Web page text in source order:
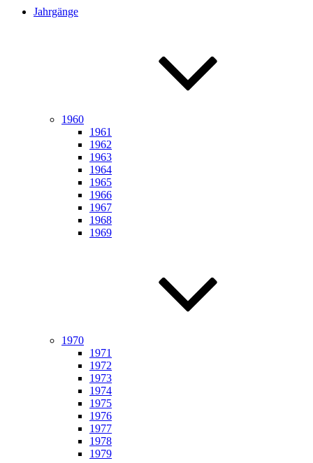
Jahrgänge
1960
1961
1962
1963
1964
1965
1966
1967
1968
1969
1970
1971
1972
1973
1974
1975
1976
1977
1978
1979